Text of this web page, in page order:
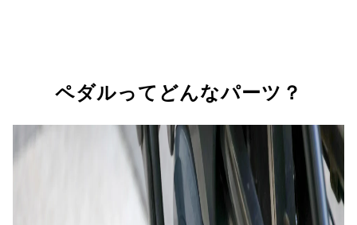
ペダルってどんなパーツ？